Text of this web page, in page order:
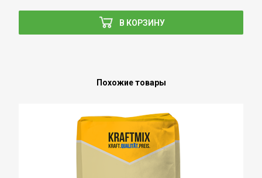
В КОРЗИНУ
Похожие товары